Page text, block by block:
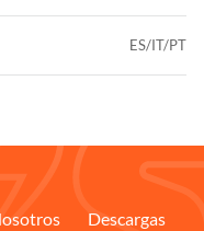
ES/IT/PT
Descargas